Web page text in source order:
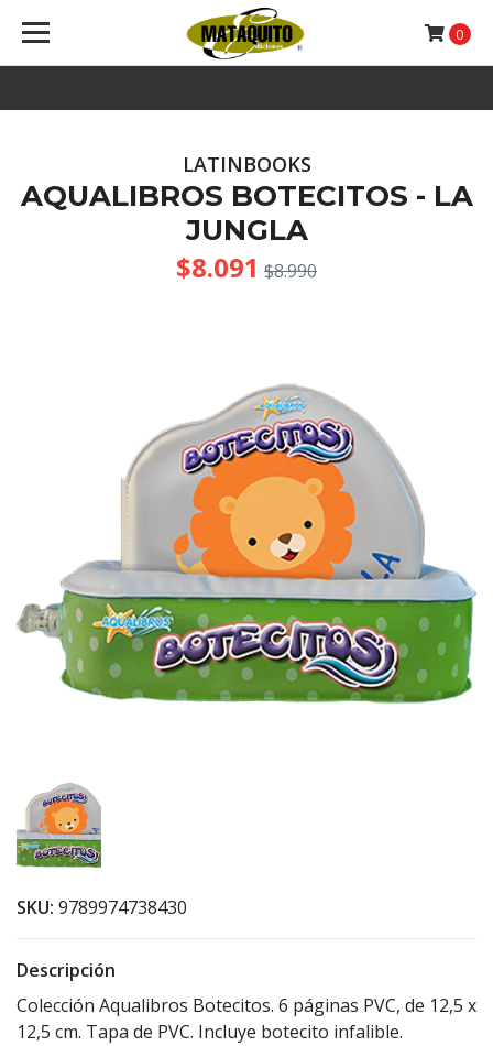
0
LATINBOOKS
AQUALIBROS BOTECITOS - LA
JUNGLA
$8.091 $8.990
SKU: 9789974738430
Descripción
Colección Aqualibros Botecitos. 6 páginas PVC, de 12,5 x
12,5 cm. Tapa de PVC. Incluye botecito infalible.